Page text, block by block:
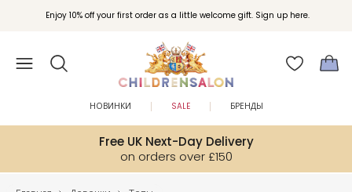
Enjoy 10% off your first order as a little welcome gift. Sign up here.
Free UK Next-Day Delivery
on orders over £150
НОВИНКИ SALE БРЕНДЫ